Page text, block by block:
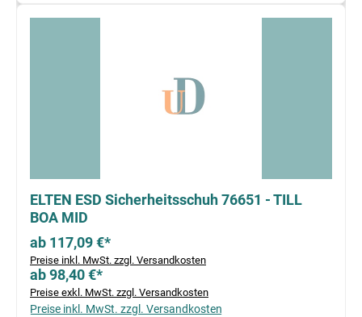
ELTEN ESD Sicherheitsschuh 76651 - TILL
BOA MID
ab 117,09 €*
Preise inkl. MwSt. zzgl. Versandkosten
ab 98,40 €*
Preise exkl. MwSt. zzgl. Versandkosten
Preise inkl. MwSt. zzgl. Versandkosten